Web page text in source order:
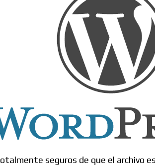
Diversos
Soporte
Foros
seguros de que el archivo